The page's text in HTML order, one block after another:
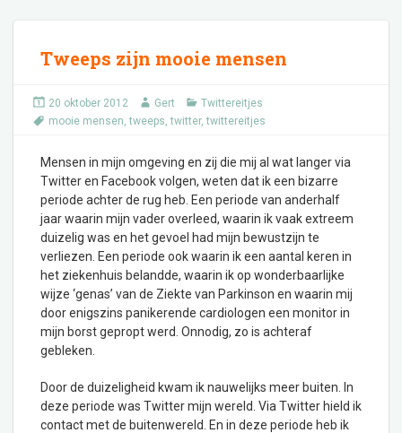
Tweeps zijn mooie mensen
20 oktober 2012 Gert
Twittereitjes
mooie mensen,tweeps,twitter,twittereitjes
Mensen in mijn omgeving en zij die mij al wat langer via
Twitter en Facebook volgen, weten dat ik een bizarre
periode achter de rug heb. Een periode van anderhalf
jaar waarin mijn vader overleed, waarin ik vaak extreem
duizelig was en het gevoel had mijn bewustzijn te
verliezen. Een periode ook waarin ik een aantal keren in
het ziekenhuis belandde, waarin ik op wonderbaarlijke
wijze ‘genas’ van de Ziekte van Parkinson en waarin mij
door enigszins panikerende cardiologen een monitor in
mijn borst gepropt werd. Onnodig, zo is achteraf
gebleken.
Door de duizeligheid kwam ik nauwelijks meer buiten. In
deze periode was Twitter mijn wereld. Via Twitter hield ik
contact met de buitenwereld. En in deze periode heb ik